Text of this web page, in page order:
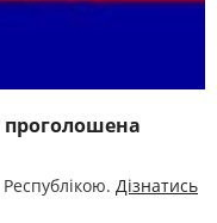
Дізнатись